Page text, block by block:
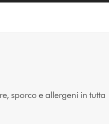
sporco e allergeni in tutta